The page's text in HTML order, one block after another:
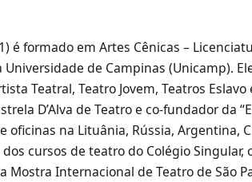
é formado em Artes Cênicas –
Universidade de Campinas (Unicamp).
Teatral, Teatro Jovem, Teatros
D’Alva de Teatro e co-fundador da
oficinas na Lituânia, Rússia, Argentina,
cursos de teatro do Colégio Singular,
Mostra Internacional de Teatro de São